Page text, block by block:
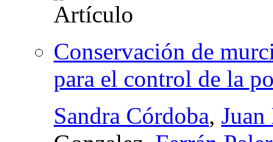
Conservación de
para el control de la
Sandra Córdoba,